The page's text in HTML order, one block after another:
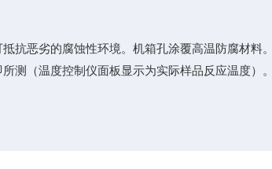
抗恶劣的腐蚀性环境。机箱孔涂覆高温防腐材料。
测（温度控制仪面板显示为实际样品反应温度）。